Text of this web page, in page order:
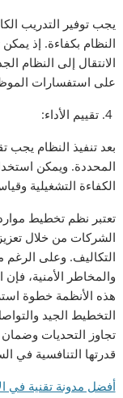
يجب توفير التدريب
النظام بكفاءة. إذ
الانتقال إلى النظام
على استفسارات
4. تقييم الأداء:
بعد تنفيذ النظام يجب
الكفاءة التشغيلية
الشركات من خلال تعزيز
التكاليف. وعلى الرغم
والمخاطر الأمنية، فإن
هذه الأنظمة خطوة
التخطيط الجيد
قدرتها التنافسية في
أفضل مدونة تقنية في